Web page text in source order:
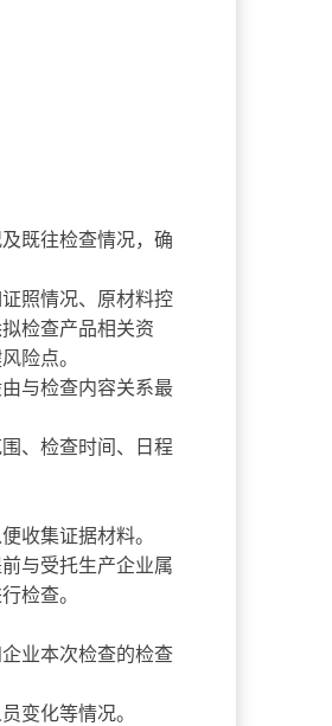
既往检查情况，确
照情况、原材料控
检查产品相关资
险点。
与检查内容关系最
、检查时间、日程
收集证据材料。
与受托生产企业属
检查。
业本次检查的检查
变化等情况。